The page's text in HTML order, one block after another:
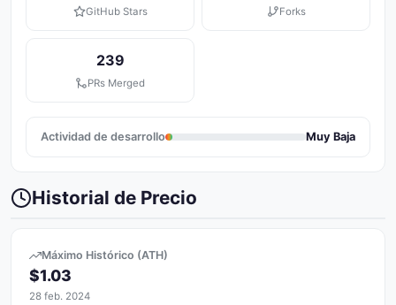
GitHub Stars Forks
239
PRs Merged
Actividad de desarrollo Muy Baja
Historial de Precio
Máximo Histórico (ATH)
$1.03
28 feb. 2024